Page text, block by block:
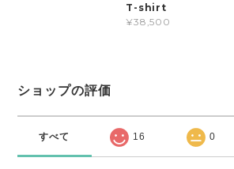
T-shirt
¥38,500
ショップの評価
すべて 16 0